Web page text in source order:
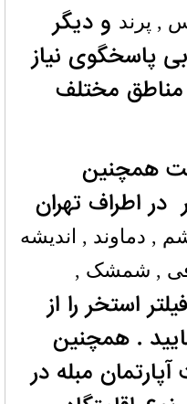
, پرند و دیگر
پاسخگوی نیاز
مناطق مختلف
همچنین
در اطراف تهران
, دماوند , اندیشه
, شمشک ,
استخر را از
. همچنین
مبله در